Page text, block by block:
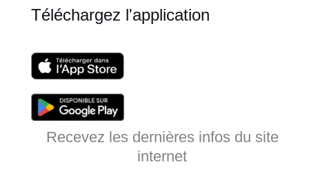
Téléchargez l'application
Recevez les dernières infos du site
internet